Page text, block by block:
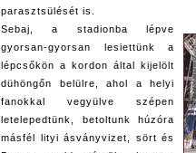
parasztsülését is.
Sebaj, a stadionba lépve
gyorsan-gyorsan lesiettünk a
lépcsőkön a kordon által kijelölt
dühöngőn belülre, ahol a helyi
fanokkal vegyülve szépen
letelepedtünk, betoltunk húzóra
másfél lityi ásványvizet, sört és